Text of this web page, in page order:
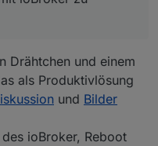
Drähtchen und einem
als Produktivlösung
und Bilder
ioBroker, Reboot